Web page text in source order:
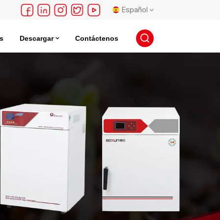
Español
English
русский
español
português
日本語
한국의
Descargar Contáctenos